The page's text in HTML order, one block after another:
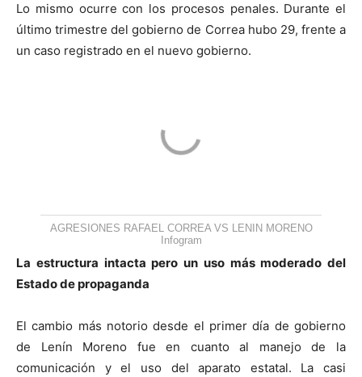
Lo mismo ocurre con los procesos penales. Durante el
último trimestre del gobierno de Correa hubo 29, frente a
un caso registrado en el nuevo gobierno.
AGRESIONES RAFAEL CORREA VS LENIN MORENO
Infogram
La estructura intacta pero un uso más moderado del
Estado de propaganda
El cambio más notorio desde el primer día de gobierno
de Lenín Moreno fue en cuanto al manejo de la
comunicación y el uso del aparato estatal. La casi